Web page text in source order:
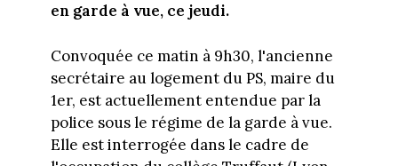
en garde à vue, ce jeudi.
Convoquée ce matin à 9h30, l'ancienne
secrétaire au logement du PS, maire du
1er, est actuellement entendue par la
police sous le régime de la garde à vue.
Elle est interrogée dans le cadre de